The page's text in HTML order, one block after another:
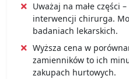
Uważaj na małe części
interwencji chirurga.
badaniach lekarskich.
Wyższa cena w
zamienników to ich
zakupach hurtowych.